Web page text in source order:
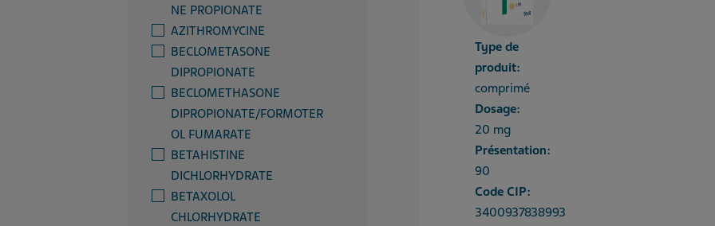
NE PROPIONATE
AZITHROMYCINE
BECLOMETASONE
DIPROPIONATE
BECLOMETHASONE
DIPROPIONATE/FORMOTER
OL FUMARATE
BETAHISTINE
DICHLORHYDRATE
BETAXOLOL
CHLORHYDRATE
Type de
produit:
comprimé
Dosage:
20 mg
Présentation:
90
Code CIP:
3400937838993